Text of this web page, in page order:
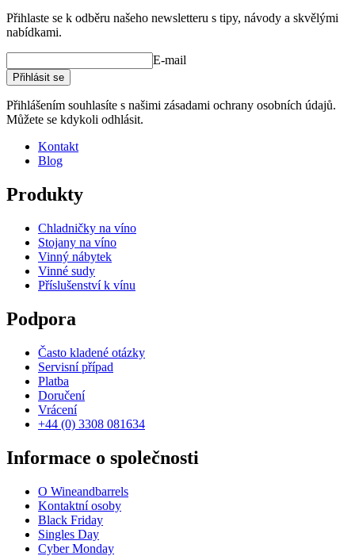
Přihlaste se k odběru našeho newsletteru s tipy, návody a skvělými
nabídkami.
E-mail
Přihlásit se
Přihlášením souhlasíte s našimi zásadami ochrany osobních údajů.
Můžete se kdykoli odhlásit.
Kontakt
Blog
Produkty
Chladničky na víno
Stojany na víno
Vinný nábytek
Vinné sudy
Příslušenství k vínu
Podpora
Často kladené otázky
Servisní případ
Platba
Doručení
Vrácení
+44 (0) 3308 081634
Informace o společnosti
O Wineandbarrels
Kontaktní osoby
Black Friday
Singles Day
Cyber Monday